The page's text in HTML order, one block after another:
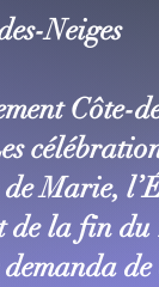
Neiges
Côte-
Marie,
la fin